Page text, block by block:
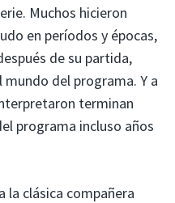
Muchos hicieron
en períodos y épocas,
de su partida,
del programa. Y a
terminan
programa incluso años
clásica compañera